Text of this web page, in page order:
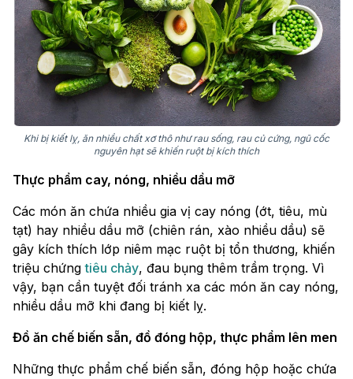
Khi bị kiết lỵ, ăn nhiều chất xơ thô như rau sống, rau củ cứng, ngũ cốc
nguyên hạt sẽ khiến ruột bị kích thích
Thực phẩm cay, nóng, nhiều dầu mỡ
Các món ăn chứa nhiều gia vị cay nóng (ớt, tiêu, mù
tạt) hay nhiều dầu mỡ (chiên rán, xào nhiều dầu) sẽ
gây kích thích lớp niêm mạc ruột bị tổn thương, khiến
triệu chứngtiêu chảy, đau bụng thêm trầm trọng. Vì
vậy, bạn cần tuyệt đối tránh xa các món ăn cay nóng,
nhiều dầu mỡ khi đang bị kiết lỵ.
Đồ ăn chế biến sẵn, đồ đóng hộp, thực phẩm lên men
Những thực phẩm chế biến sẵn, đóng hộp hoặc chứa